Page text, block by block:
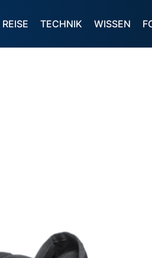
REISE TECHNIK WISSEN